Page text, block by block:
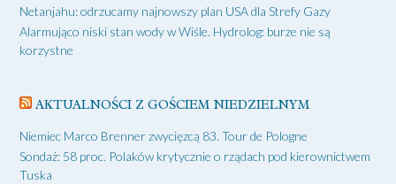
Netanjahu: odrzucamy najnowszy plan USA dla Strefy Gazy
Alarmująco niski stan wody w Wiśle. Hydrolog: burze nie są
korzystne
AKTUALNOŚCI Z GOŚCIEM NIEDZIELNYM
Niemiec Marco Brenner zwycięzcą 83. Tour de Pologne
Sondaż: 58 proc. Polaków krytycznie o rządach pod kierownictwem
Tuska